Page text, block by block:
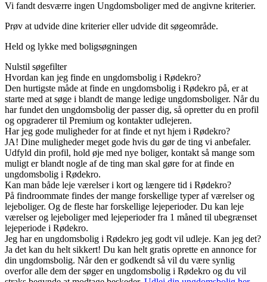
Vi fandt desværre ingen Ungdomsboliger med de angivne kriterier.
Prøv at udvide dine kriterier eller udvide dit søgeområde.
Held og lykke med boligsøgningen
Nulstil søgefilter
Hvordan kan jeg finde en ungdomsbolig i Rødekro?
Den hurtigste måde at finde en ungdomsbolig i Rødekro på, er at
starte med at søge i blandt de mange ledige ungdomsboliger. Når du
har fundet den ungdomsbolig der passer dig, så opretter du en profil
og opgraderer til Premium og kontakter udlejeren.
Har jeg gode muligheder for at finde et nyt hjem i Rødekro?
JA! Dine muligheder meget gode hvis du gør de ting vi anbefaler.
Udfyld din profil, hold øje med nye boliger, kontakt så mange som
muligt er blandt nogle af de ting man skal gøre for at finde en
ungdomsbolig i Rødekro.
Kan man både leje værelser i kort og længere tid i Rødekro?
På findroommate findes der mange forskellige typer af værelser og
lejeboliger. Og de fleste har forskellige lejeperioder. Du kan leje
værelser og lejeboliger med lejeperioder fra 1 måned til ubegrænset
lejeperiode i Rødekro.
Jeg har en ungdomsbolig i Rødekro jeg godt vil udleje. Kan jeg det?
Ja det kan du helt sikkert! Du kan helt gratis oprette en annonce for
din ungdomsbolig. Når den er godkendt så vil du være synlig
overfor alle dem der søger en ungdomsbolig i Rødekro og du vil